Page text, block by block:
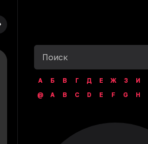
А Б В Г Д Е Ж З И
@
A B C D E F G H